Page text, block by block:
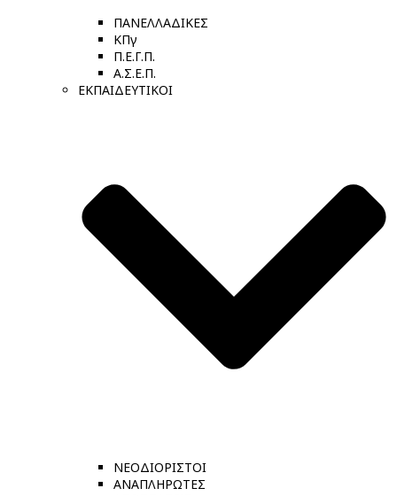
ΠΑΝΕΛΛΑΔΙΚΕΣ
ΚΠγ
Π.Ε.Γ.Π.
Α.Σ.Ε.Π.
ΕΚΠΑΙΔΕΥΤΙΚΟΙ
ΝΕΟΔΙΟΡΙΣΤΟΙ
ΑΝΑΠΛΗΡΩΤΕΣ